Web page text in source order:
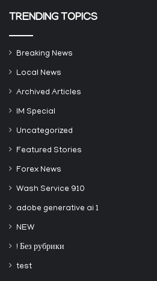
TRENDING TOPICS
Breaking News
Local News
Archived Articles
IM Special
Uncategorized
Featured Stories
Forex News
Wash Service 910
adobe generative ai 1
NEW
! Без рубрики
test